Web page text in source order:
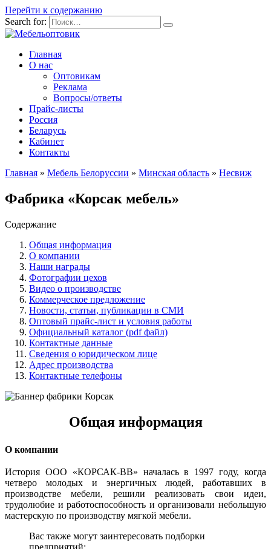
Перейти к содержанию
Search for:
Главная
О нас
Оптовикам
Реклама
Вопросы/ответы
Прайс-листы
Россия
Беларусь
Кабинет
Контакты
Главная » Мебель Белоруссии » Минская область » Несвиж
Фабрика «Корсак мебель»
Содержание
Общая информация
О компании
Наши награды
Фотографии цехов
Видео о производстве
Коммерческое предложение
Новости, статьи, публикации в СМИ
Оптовый прайс-лист и условия работы
Официальный каталог (pdf файл)
Контактные данные
Сведения о юридическом лице
Адрес производства
Контактные телефоны
Общая информация
О компании
История ООО «КОРСАК-ВВ» началась в 1997 году, когда
четверо молодых и энергичных людей, работавших в
производстве мебели, решили реализовать свои идеи,
трудолюбие и работоспособность и организовали небольшую
мастерскую по производству мягкой мебели.
Вас также могут заинтересовать подборки